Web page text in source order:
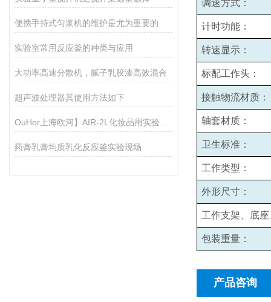
便携手持式匀浆机的维护是尤为重要的
实验室常用反应釜的种类与应用
大功率高速分散机，腻子乳胶漆高效混合
超声波处理器其使用方法如下
药膏乳膏均质乳化反应釜实验现场
调速方式：
计时功能：
转速显示：
标配工作头：
接触物流材质：
轴套材质：
卫生标准：
工作类型：
外形尺寸：
工作支架、底
包装重量：
产品咨询